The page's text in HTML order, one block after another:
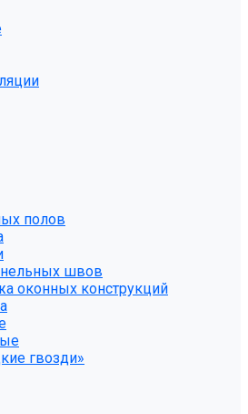
полов
швов
оконных конструкций
гвозди»